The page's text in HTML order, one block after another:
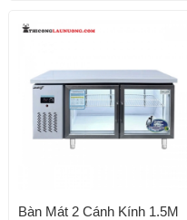
Bàn Mát 2 Cánh Kính 1.5M